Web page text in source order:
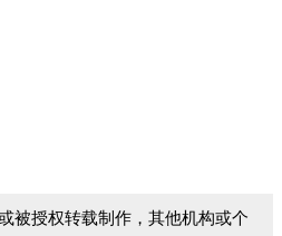
被授权转载制作，其他机构或个